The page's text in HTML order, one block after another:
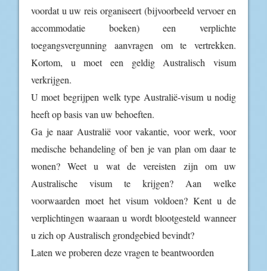
voordat u uw reis organiseert (bijvoorbeeld vervoer en
accommodatie boeken) een verplichte
toegangsvergunning aanvragen om te vertrekken.
Kortom, u moet een geldig Australisch visum
verkrijgen.
U moet begrijpen welk type Australië-visum u nodig
heeft op basis van uw behoeften.
Ga je naar Australië voor vakantie, voor werk, voor
medische behandeling of ben je van plan om daar te
wonen? Weet u wat de vereisten zijn om uw
Australische visum te krijgen? Aan welke
voorwaarden moet het visum voldoen? Kent u de
verplichtingen waaraan u wordt blootgesteld wanneer
u zich op Australisch grondgebied bevindt?
Laten we proberen deze vragen te beantwoorden